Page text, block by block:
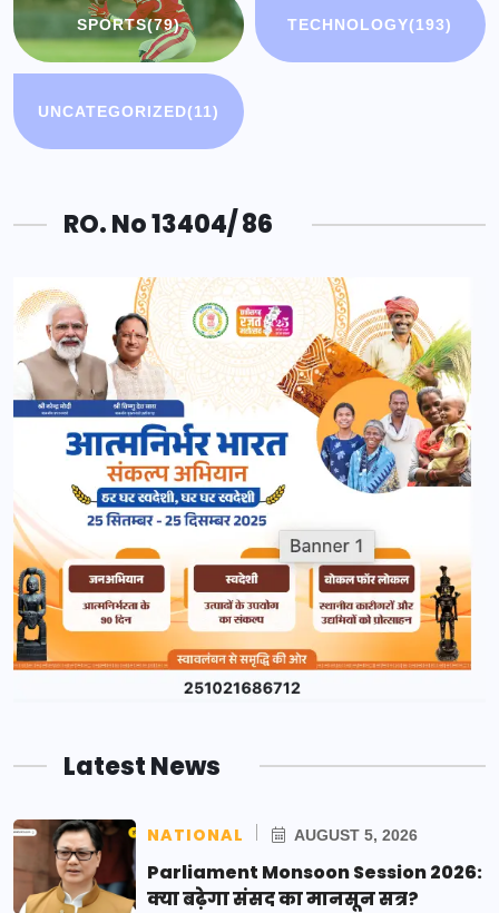
SPORTS(79) TECHNOLOGY(193)
UNCATEGORIZED(11)
RO. No 13404/ 86
Latest News
NATIONAL AUGUST 5, 2026
Parliament Monsoon Session 2026:
क्या बढ़ेगा संसद का मानसून सत्र?